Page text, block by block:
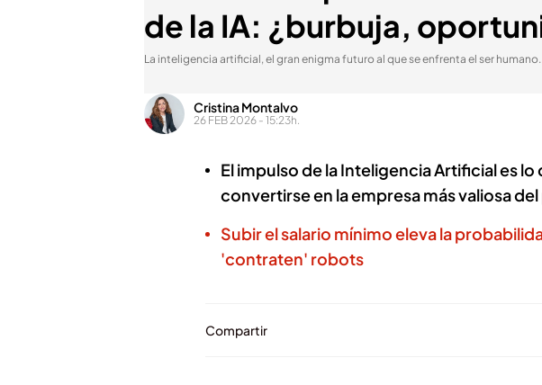
de la IA: ¿burbuja,
La inteligencia artificial, el gran enigma futuro al que se enfrenta el ser humano.
Cristina Montalvo
26 FEB 2026 - 15:23h.
El impulso de la Inteligencia Artificial es lo
convertirse en la empresa más valiosa
Subir el salario mínimo eleva la
'contraten' robots
Compartir